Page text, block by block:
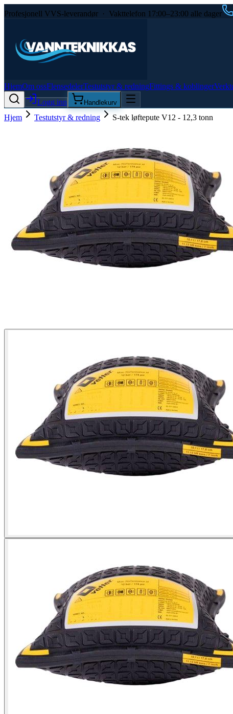
Profesjonell VVS-leverandør · Vakttelefon 17:00–23:00 alle dager
HjemOm ossFlensedelerTestutstyr & redningFittings & koblinger
Logg inn
Handlekurv
Hjem Testutstyr & redning S-tek løftepute V12 - 12,3 tonn